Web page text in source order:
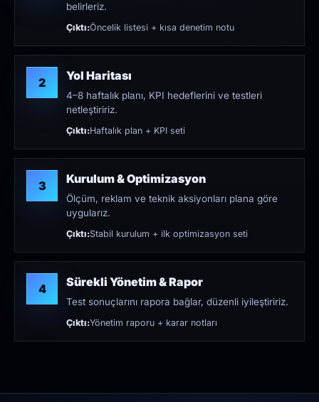
belirleriz.
Çıktı:Öncelik listesi + kısa denetim notu
2 Yol Haritası
4–8 haftalık planı, KPI hedeflerini ve testleri
netleştiririz.
Çıktı:Haftalık plan + KPI seti
3 Kurulum & Optimizasyon
Ölçüm, reklam ve teknik aksiyonları plana göre
uygularız.
Çıktı:Stabil kurulum + ilk optimizasyon seti
4 Sürekli Yönetim & Rapor
Test sonuçlarını rapora bağlar, düzenli iyileştiririz.
Çıktı:Yönetim raporu + karar notları